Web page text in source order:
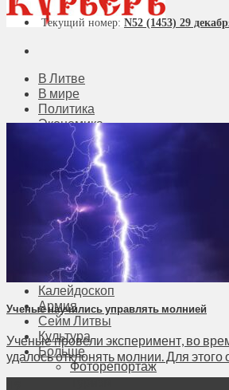
В Литве
В мире
Политика
Экономика
Бизнес
Общество
Мнения
Вильнюс
Клайпеда
Висагинас
Регионы
Соседи
Транспорт
Выбор читателей
Калейдоскоп
Армия
Сейм Литвы
Культура
Больше
Фоторепортаж
Туризм
Текущий номер: N52 (1453) 29
Ученые научились управлять молнией
Ученые провели эксперимент, во
удалось отклонять молнии. Для